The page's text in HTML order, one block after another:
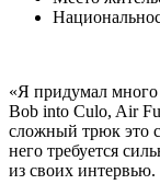
«Я придумал
Bob into Culo, Air
сложный трюк это
него требуется
из своих интервью.